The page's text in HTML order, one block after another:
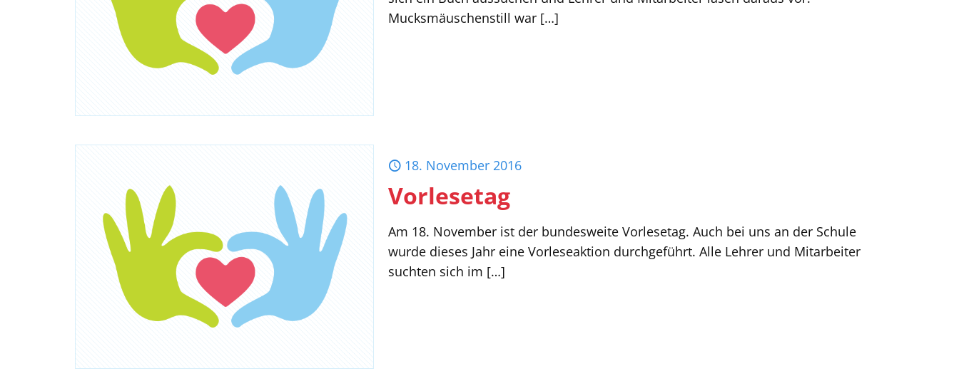
Mucksmäuschenstill war […]
18. November 2016
Vorlesetag
Am 18. November ist der bundesweite Vorlesetag. Auch bei uns an der Schule
wurde dieses Jahr eine Vorleseaktion durchgeführt. Alle Lehrer und Mitarbeiter
suchten sich im […]